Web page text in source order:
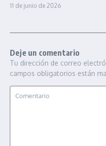
11 de junio de 2026
Deje un comentario
Tu dirección de correo
campos obligatorios están